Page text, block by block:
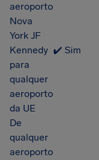
aeroporto
Nova
York JF
Kennedy
para
qualquer
aeroporto
da UE
✔️ Sim
De
qualquer
aeroporto